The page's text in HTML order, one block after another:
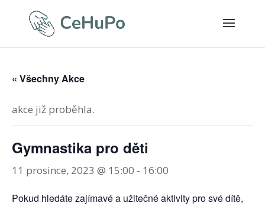
« Všechny Akce
akce již proběhla.
Gymnastika pro děti
11 prosince, 2023 @ 15:00 - 16:00
Pokud hledáte zajímavé a užitečné aktivity pro své dítě,